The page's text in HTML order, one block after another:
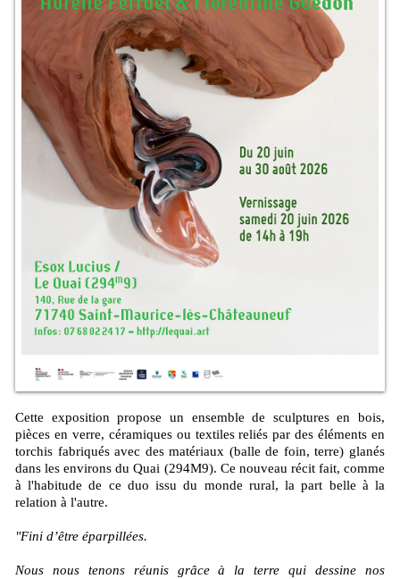
Cette exposition propose un ensemble de sculptures en bois,
pièces en verre, céramiques ou textiles reliés par des éléments en
torchis fabriqués avec des matériaux (balle de foin, terre) glanés
dans les environs du Quai (294M9). Ce nouveau récit fait, comme
à l'habitude de ce duo issu du monde rural, la part belle à la
relation à l'autre.
"Fini d’être éparpillées.
Nous nous tenons réunis grâce à la terre qui dessine nos